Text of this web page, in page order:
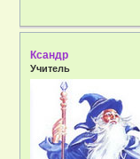
Ксандр
Учитель